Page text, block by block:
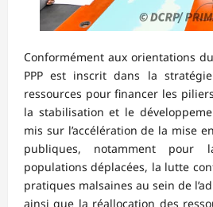
Conformément aux orientations
PPP est inscrit dans la
ressources pour financer les
la stabilisation et le
mis sur l’accélération de la mise
publiques, notamment pour
populations déplacées, la lutte
pratiques malsaines au sein de
ainsi que la réallocation des